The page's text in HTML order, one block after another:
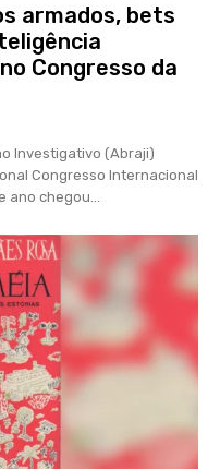
armados, bets
Congresso da
Investigativo (Abraji)
Congresso Internacional
chegou...